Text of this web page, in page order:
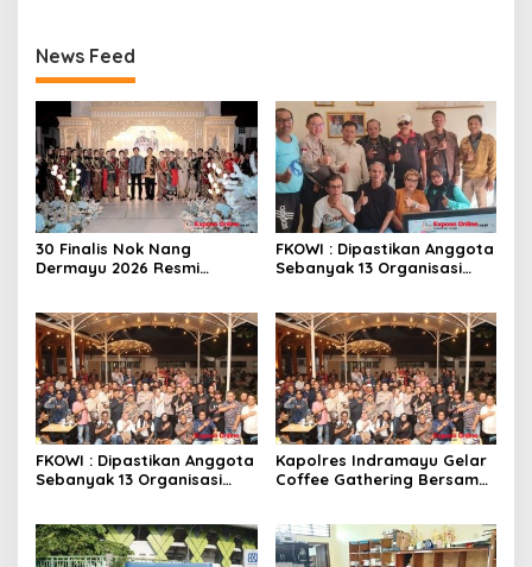
News Feed
30 Finalis Nok Nang
Dermayu 2026 Resmi
FKOWI : Dipastikan Anggota
Sebanyak 13 Organisasi
FKOWI : Dipastikan Anggota
Sebanyak 13 Organisasi
Kapolres Indramayu Gelar
Coffee Gathering Bersama